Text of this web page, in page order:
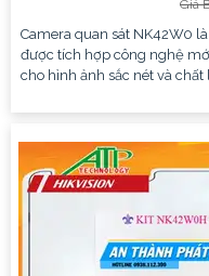
Giá
Camera quan sát NK42W0
được tích hợp công nghệ
cho hình ảnh sắc nét và